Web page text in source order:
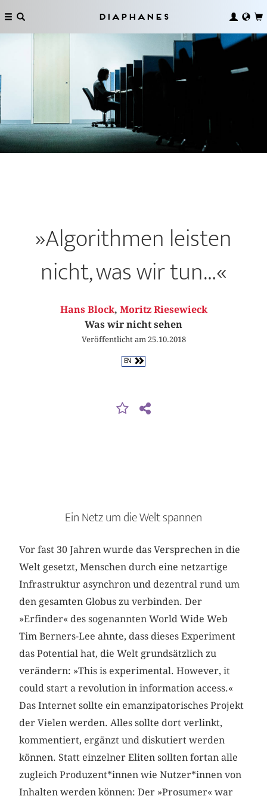
Diaphanes
»Algorithmen leisten
nicht, was wir tun…«
Hans Block, Moritz Riesewieck
Was wir nicht sehen
Veröffentlicht am 25.10.2018
EN
Ein Netz um die Welt spannen
Vor fast 30 Jahren wurde das Versprechen in die
Welt gesetzt, Menschen durch eine netzartige
Infrastruktur asynchron und dezentral rund um
den gesamten Globus zu verbinden. Der
»Erfinder« des sogenannten World Wide Web
Tim Berners-Lee ahnte, dass dieses Experiment
das Potential hat, die Welt grundsätzlich zu
verändern: »This is experimental. However, it
could start a revolution in information access.«
Das Internet sollte ein emanzipatorisches Projekt
der Vielen werden. Alles sollte dort verlinkt,
kommentiert, ergänzt und diskutiert werden
können. Statt einzelner Eliten sollten fortan alle
zugleich Produzent*innen wie Nutzer*innen von
Inhalten werden können: Der »Prosumer« war